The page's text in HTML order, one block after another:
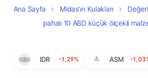
Ana Sayfa Midas’ın Kulakları
pahalı 10 ABD küçük ölçekli
IDR -1,29% ASM -